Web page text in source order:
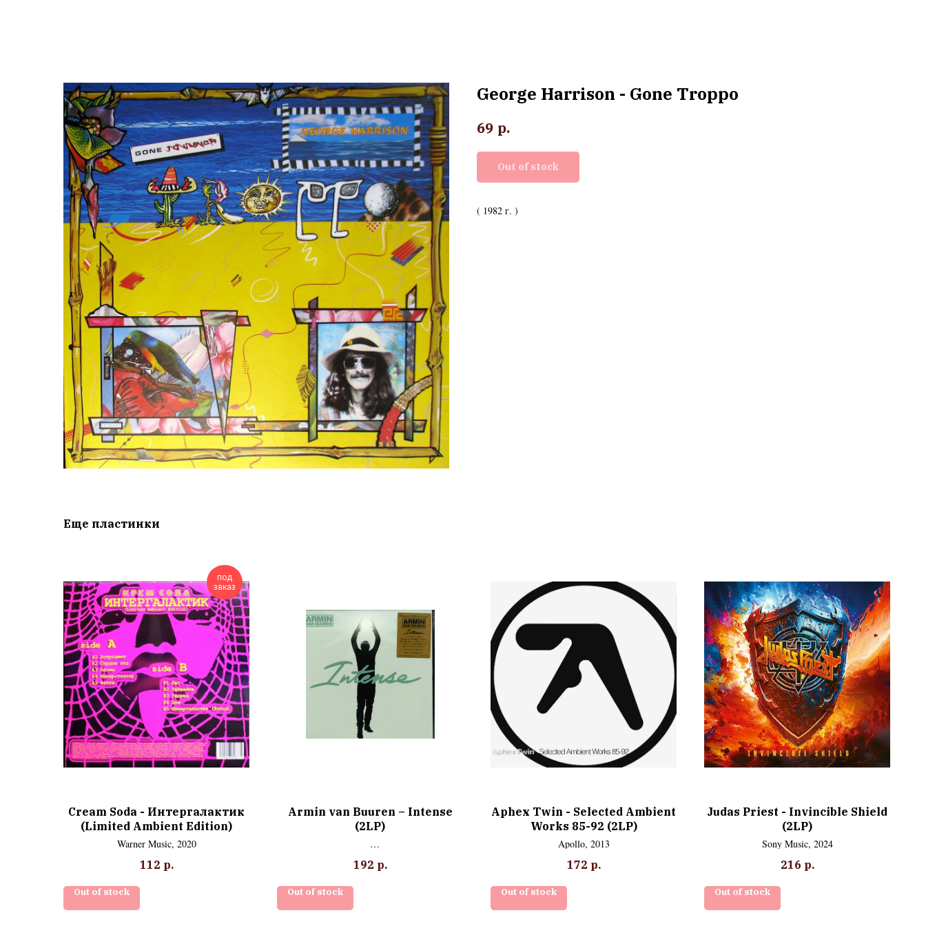
George Harrison - Gone Troppo
69 р.
Out of stock
( 1982 г. )
Еще пластинки
под
заказ
Cream Soda - Интергалактик
(Limited Ambient Edition)
Warner Music, 2020
112 р.
Out of stock
Armin van Buuren – Intense
(2LP)
192 р.
Out of stock
Aphex Twin - Selected Ambient
Works 85-92 (2LP)
Apollo, 2013
172 р.
Out of stock
Judas Priest - Invincible Shield
(2LP)
Sony Music, 2024
216 р.
Out of stock